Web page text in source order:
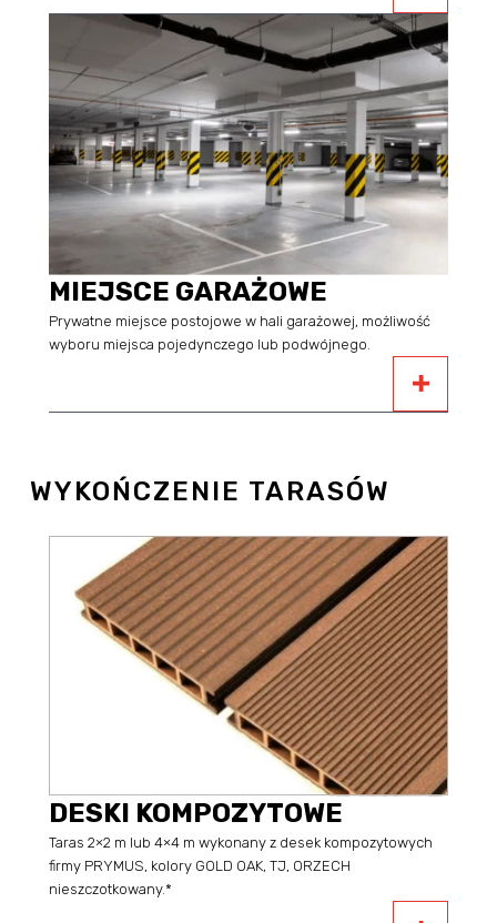
WYKOŃCZENIE TARASÓW
DESKI KOMPOZYTOWE
Taras 2×2 m lub 4×4 m wykonany z desek kompozytowych
firmy PRYMUS, kolory GOLD OAK, TJ, ORZECH
nieszczotkowany.*
MIEJSCE GARAŻOWE
Prywatne miejsce postojowe w hali garażowej, możliwość
wyboru miejsca pojedynczego lub podwójnego.